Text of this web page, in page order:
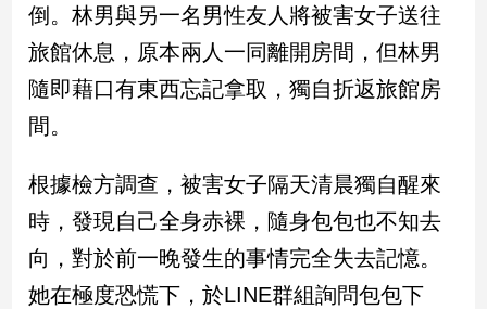
焦
品
觀
點
民
國
會
點
倒。林男與另一名男性友人將被害女子送往
旅館休息，原本兩人一同離開房間，但林男
隨即藉口有東西忘記拿取，獨自折返旅館房
間。
根據檢方調查，被害女子隔天清晨獨自醒來
時，發現自己全身赤裸，隨身包包也不知去
向，對於前一晚發生的事情完全失去記憶。
她在極度恐慌下，於LINE群組詢問包包下